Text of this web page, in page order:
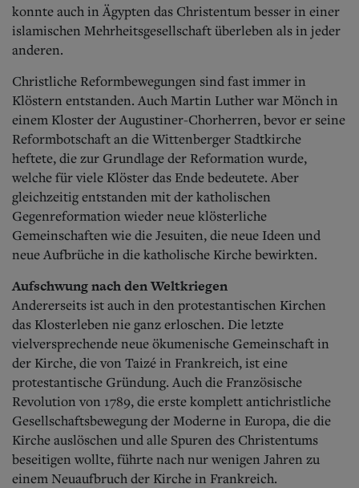
Datenschutz
konnte auch in Ägypten das Christentum besser in einer
islamischen Mehrheitsgesellschaft überleben als in jeder
anderen.
Christliche Reformbewegungen sind fast immer in
Klöstern entstanden. Auch Martin Luther war Mönch in
einem Kloster der Augustiner-Chorherren, bevor er seine
Reformbotschaft an die Wittenberger Stadtkirche
heftete, die zur Grundlage der Reformation wurde,
welche für viele Klöster das Ende bedeutete. Aber
gleichzeitig entstanden mit der katholischen
Gegenreformation wieder neue klösterliche
Gemeinschaften wie die Jesuiten, die neue Ideen und
neue Aufbrüche in die katholische Kirche bewirkten.
Aufschwung nach den Weltkriegen
Andererseits ist auch in den protestantischen Kirchen
das Klosterleben nie ganz erloschen. Die letzte
vielversprechende neue ökumenische Gemeinschaft in
der Kirche, die von Taizé in Frankreich, ist eine
protestantische Gründung. Auch die Französische
Revolution von 1789, die erste komplett antichristliche
Gesellschaftsbewegung der Moderne in Europa, die die
Kirche auslöschen und alle Spuren des Christentums
beseitigen wollte, führte nach nur wenigen Jahren zu
einem Neuaufbruch der Kirche in Frankreich.